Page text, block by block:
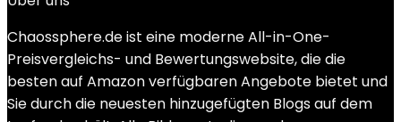
Chaossphere.de ist eine moderne All-in-One-
Preisvergleichs- und Bewertungswebsite, die die
besten auf Amazon verfügbaren Angebote bietet und
Sie durch die neuesten hinzugefügten Blogs auf dem